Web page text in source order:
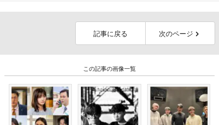
記事に戻る 次のページ
この記事の画像一覧